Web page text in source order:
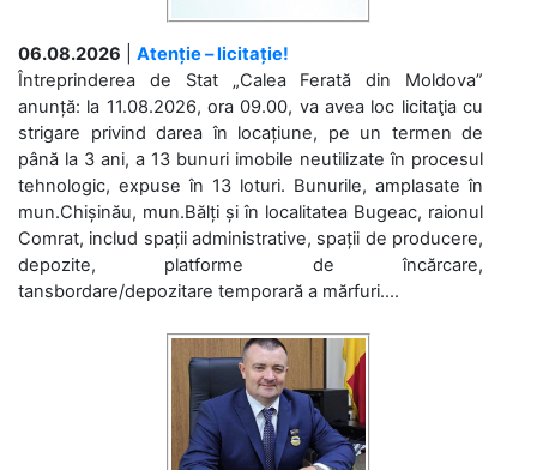
06.08.2026
Atenție – licitație!
Întreprinderea de Stat „Calea Ferată din Moldova”
anunță: la 11.08.2026, ora 09.00, va avea loc licitaţia cu
strigare privind darea în locațiune, pe un termen de
până la 3 ani, a 13 bunuri imobile neutilizate în procesul
tehnologic, expuse în 13 loturi. Bunurile, amplasate în
mun.Chișinău, mun.Bălți și în localitatea Bugeac, raionul
Comrat, includ spații administrative, spații de producere,
depozite, platforme de încărcare,
tansbordare/depozitare temporară a mărfuri....